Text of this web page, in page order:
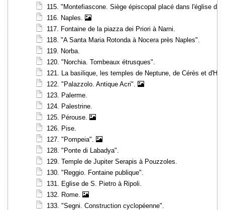
115. "Montefiascone. Siège épiscopal placé dans l'église de
116. Naples.
117. Fontaine de la piazza dei Priori à Narni.
118. "A Santa Maria Rotonda à Nocera près Naples".
119. Norba.
120. "Norchia. Tombeaux étrusques".
121. La basilique, les temples de Neptune, de Cérès et
122. "Palazzolo. Antique Acri".
123. Palerme.
124. Palestrine.
125. Pérouse.
126. Pise.
127. "Pompeia".
128. "Ponte di Labadya".
129. Temple de Jupiter Serapis à Pouzzoles.
130. "Reggio. Fontaine publique".
131. Eglise de S. Pietro à Ripoli.
132. Rome.
133. "Segni. Construction cyclopéenne".